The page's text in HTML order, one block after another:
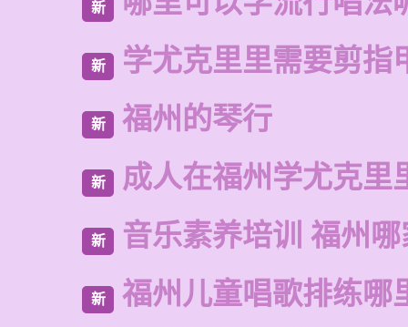
新
新 学尤克里里需要剪指
新 福州的琴行
新 成人在福州学尤克里
新 音乐素养培训 福州
新 福州儿童唱歌排练哪